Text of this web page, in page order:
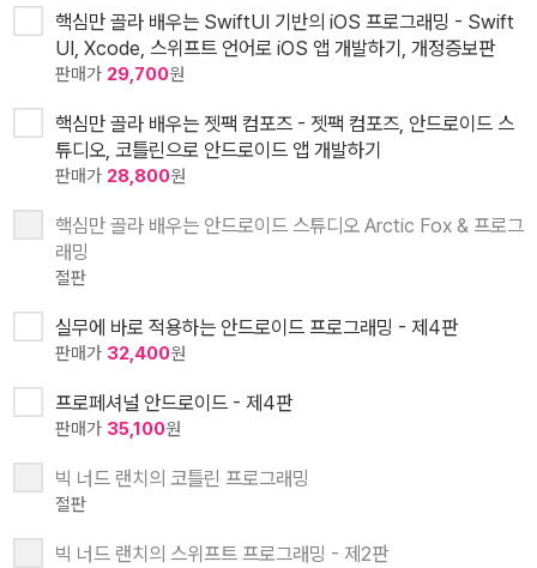
핵심만 골라 배우는 SwiftUI 기반의 iOS 프로그래밍 - Swift
UI, Xcode, 스위프트 언어로 iOS 앱 개발하기, 개정증보판
판매가 29,700원
핵심만 골라 배우는 젯팩 컴포즈 - 젯팩 컴포즈, 안드로이드 스
튜디오, 코틀린으로 안드로이드 앱 개발하기
판매가 28,800원
핵심만 골라 배우는 안드로이드 스튜디오 Arctic Fox & 프로그
래밍
절판
실무에 바로 적용하는 안드로이드 프로그래밍 - 제4판
판매가 32,400원
프로페셔널 안드로이드 - 제4판
판매가 35,100원
빅 너드 랜치의 코틀린 프로그래밍
절판
빅 너드 랜치의 스위프트 프로그래밍 - 제2판